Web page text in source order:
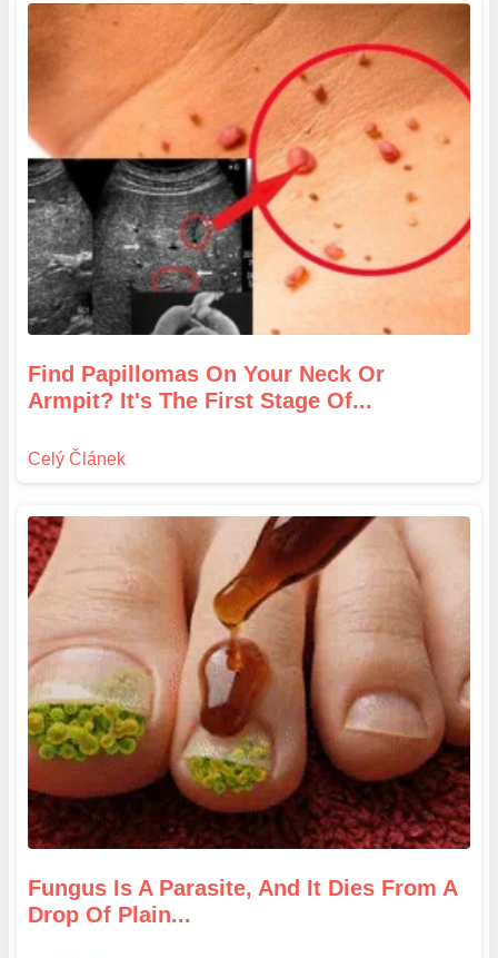
Find Papillomas On Your Neck Or
Armpit? It's The First Stage Of...
Fungus Is A Parasite, And It Dies From A
Drop Of Plain...